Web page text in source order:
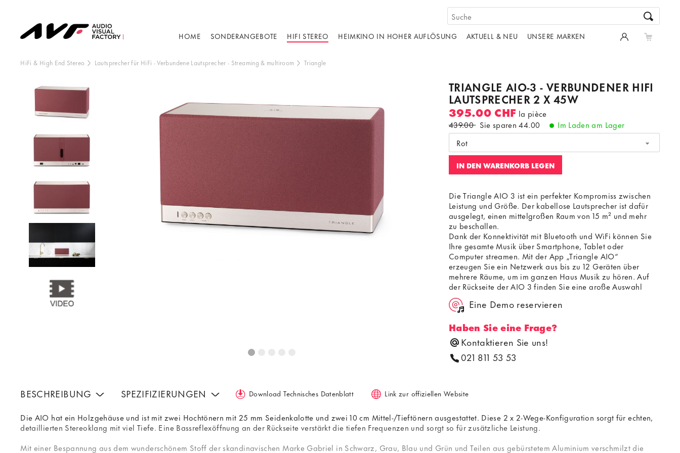
HOME SONDERANGEBOTE HIFI STEREO HEIMKINO IN HOHER AUFLÖSUNG AKTUELL & NEU UNSERE MARKEN
HiFi & High End Stereo Lautsprecher für HiFi -Verbundene Lautsprecher - Streaming & multiroom Triangle
TRIANGLE AIO-3 - VERBUNDENER HIFI
LAUTSPRECHER 2 X 45W
395.00 CHF la pièce
439.00 Sie sparen44.00
Im Laden am Lager
Rot
IN DEN WARENKORB LEGEN
Dieser Inhalt wird von einer dritten Partei gehostet. Durch die
Anzeige des externen Inhalts akzeptieren Sie die
Bedingungenvon youtube.com.
Video laden Frag nicht mehr
Die Triangle AIO 3 ist ein perfekter Kompromiss zwischen
Leistung und Größe. Der kabellose Lautsprecher ist dafür
ausgelegt, einen mittelgroßen Raum von 15 m² und mehr
zu beschallen.
Dank der Konnektivität mit Bluetooth und WiFi können Sie
Ihre gesamte Musik über Smartphone, Tablet oder
Computer streamen. Mit der App „Triangle AIO“
erzeugen Sie ein Netzwerk aus bis zu 12 Geräten über
mehrere Räume, um im ganzen Haus Musik zu hören. Auf
der Rückseite der AIO 3 finden Sie eine große Auswahl
an Eingängen, z.B. optisch, RCA 3,5 mm und USB A, die
mit den verschiedensten Audio-/Video-Geräten verbunden
werden können.
Eine Demo reservieren
Haben Sie eine Frage?
Kontaktieren Sie uns!
021 811 53 53
BESCHREIBUNG
Die AIO hat ein Holzgehäuse und ist mit zwei Hochtönern mit 25 mm Seidenkalotte und zwei 10 cm Mittel-/Tieftönern ausgestattet. Diese 2 x 2-Wege-Konfiguration sorgt für echten,
detaillierten Stereoklang mit viel Tiefe. Eine Bassreflexöffnung an der Rückseite verstärkt die tiefen Frequenzen und sorgt so für zusätzliche Leistung.
Mit einer Bespannung aus dem wunderschönem Stoff der skandinavischen Marke Gabriel in Schwarz, Grau, Blau und Grün und Teilen aus gebürstetem Aluminium verschmilzt die
SPEZIFIZIERUNGEN Download Technisches Datenblatt Link zur offiziellen Website